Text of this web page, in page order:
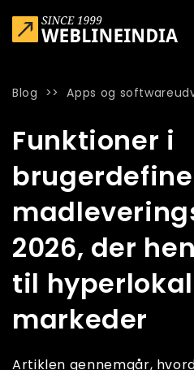
Blog >>Apps og
Funktioner i
2026, der
til
markeder
Artiklen gennemgår,